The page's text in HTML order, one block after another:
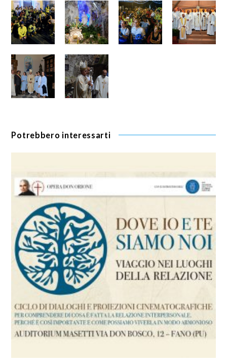
Potrebbero interessarti